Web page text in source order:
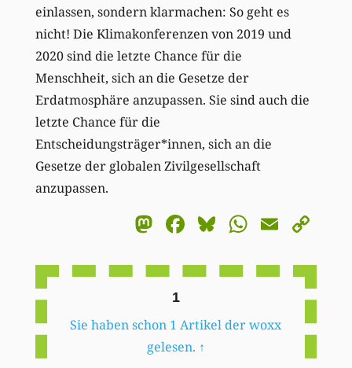
einlassen, sondern klarmachen: So geht es
nicht! Die Klimakonferenzen von 2019 und
2020 sind die letzte Chance für die
Menschheit, sich an die Gesetze der
Erdatmosphäre anzupassen. Sie sind auch die
letzte Chance für die
Entscheidungsträger*innen, sich an die
Gesetze der globalen Zivilgesellschaft
anzupassen.
Mastodon
Facebook
BlueskyEmail
1
Sie haben schon 1 Artikel der woxx
gelesen. ↑